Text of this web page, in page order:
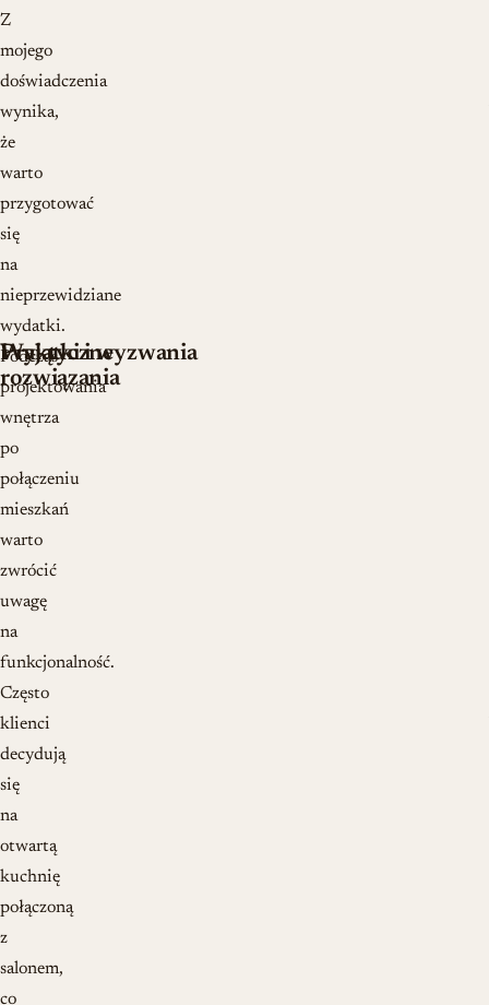
Z
mojego
doświadczenia
wynika,
że
warto
przygotować
się
na
nieprzewidziane
wydatki.
Praktyczne
rozwiązania
Podczas
projektowania
wnętrza
po
połączeniu
mieszkań
warto
zwrócić
uwagę
na
funkcjonalność.
Często
klienci
decydują
się
na
otwartą
kuchnię
połączoną
z
salonem,
co
Wyjątki i wyzwania